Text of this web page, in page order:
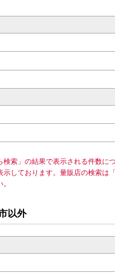
検索」の結果で表示される件数に
示しております。量販店の検索は
以外